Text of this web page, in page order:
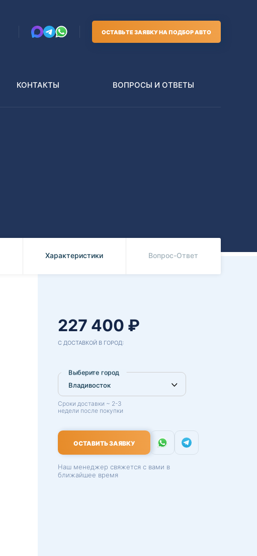
ОСТАВЬТЕ ЗАЯВКУ НА ПОДБОР АВТО
КОНТАКТЫ ВОПРОСЫ И ОТВЕТЫ
Характеристики Вопрос-Ответ
227 400 ₽
С ДОСТАВКОЙ В ГОРОД:
Выберите город
Сроки доставки ~ 2-3
недели после покупки
ОСТАВИТЬ ЗАЯВКУ
Наш менеджер свяжется с вами в
ближайшее время